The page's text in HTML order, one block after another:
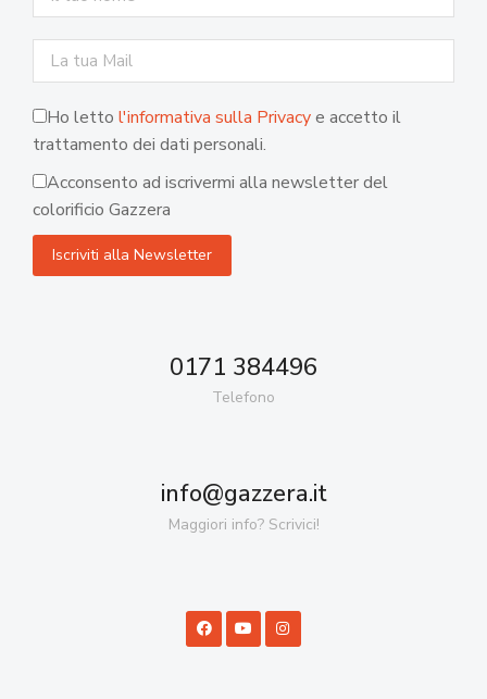
Ho letto l'informativa sulla Privacye accetto il
trattamento dei dati personali.
Acconsento ad iscrivermi alla newsletter del
colorificio Gazzera
0171 384496
Telefono
info@gazzera.it
Maggiori info? Scrivici!